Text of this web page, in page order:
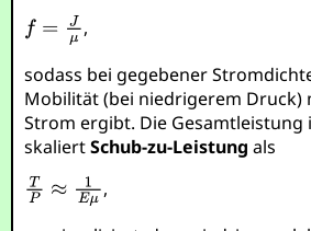
,
sodass bei gegebener
Mobilität (bei niedrigerem Druck)
Strom ergibt. Die
skaliertSchub-zu-Leistung als
,